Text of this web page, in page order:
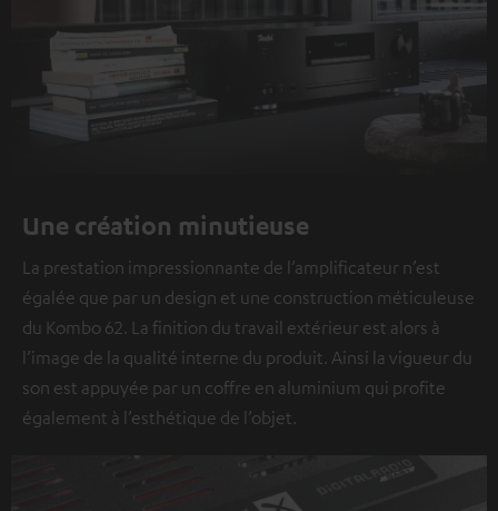
Une création minutieuse
La prestation impressionnante de l’amplificateur n’est
égalée que par un design et une construction méticuleuse
du Kombo 62. La finition du travail extérieur est alors à
l’image de la qualité interne du produit. Ainsi la vigueur du
son est appuyée par un coffre en aluminium qui profite
également à l’esthétique de l’objet.